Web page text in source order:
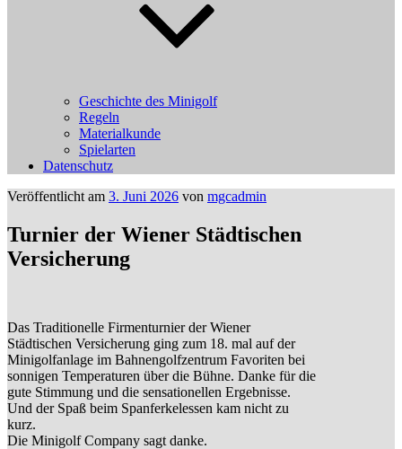
Geschichte des Minigolf
Regeln
Materialkunde
Spielarten
Datenschutz
Veröffentlicht am 3. Juni 2026 von mgcadmin
Turnier der Wiener Städtischen
Versicherung
Das Traditionelle Firmenturnier der Wiener
Städtischen Versicherung ging zum 18. mal auf der
Minigolfanlage im Bahnengolfzentrum Favoriten bei
sonnigen Temperaturen über die Bühne. Danke für die
gute Stimmung und die sensationellen Ergebnisse.
Und der Spaß beim Spanferkelessen kam nicht zu
kurz.
Die Minigolf Company sagt danke.